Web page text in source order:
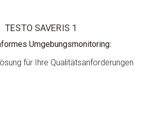
TESTO SAVERIS 1
Umgebungsmonitoring:
für Ihre Qualitätsanforderungen